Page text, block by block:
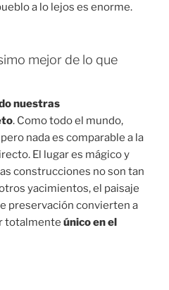
a lo lejos es enorme.
mejor de lo que
nuestras
. Como todo el mundo,
nada es comparable a la
El lugar es mágico y
construcciones no son tan
yacimientos, el paisaje
preservación convierten a
totalmente único en el